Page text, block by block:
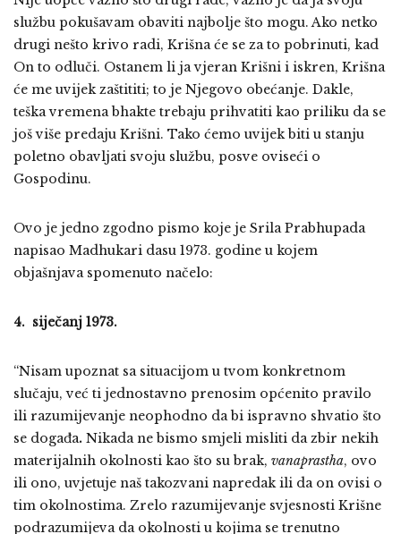
službu pokušavam obaviti najbolje što mogu. Ako netko
drugi nešto krivo radi, Krišna će se za to pobrinuti, kad
On to odluči. Ostanem li ja vjeran Krišni i iskren, Krišna
će me uvijek zaštititi; to je Njegovo obećanje. Dakle,
teška vremena bhakte trebaju prihvatiti kao priliku da se
još više predaju Krišni. Tako ćemo uvijek biti u stanju
poletno obavljati svoju službu, posve oviseći o
Gospodinu.
Ovo je jedno zgodno pismo koje je Srila Prabhupada
napisao Madhukari dasu 1973. godine u kojem
objašnjava spomenuto načelo:
4. siječanj 1973.
“Nisam upoznat sa situacijom u tvom konkretnom
slučaju, već ti jednostavno prenosim općenito pravilo
ili razumijevanje neophodno da bi ispravno shvatio što
se događa. Nikada ne bismo smjeli misliti da zbir nekih
materijalnih okolnosti kao što su brak, vanaprastha, ovo
ili ono, uvjetuje naš takozvani napredak ili da on ovisi o
tim okolnostima. Zrelo razumijevanje svjesnosti Krišne
podrazumijeva da okolnosti u kojima se trenutno